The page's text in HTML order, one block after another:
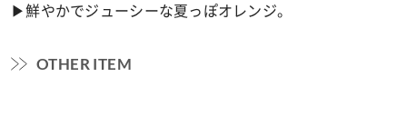
▶︎鮮やかでジューシーな夏っぽオレンジ。
OTHER ITEM